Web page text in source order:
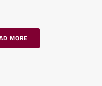
MORE